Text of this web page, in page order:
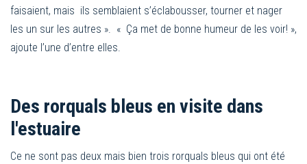
faisaient, mais ils semblaient s’éclabousser, tourner et nager
les un sur les autres ». « Ça met de bonne humeur de les voir! »,
ajoute l’une d’entre elles.
Des rorquals bleus en visite dans
l'estuaire
Ce ne sont pas deux mais bien trois rorquals bleus qui ont été